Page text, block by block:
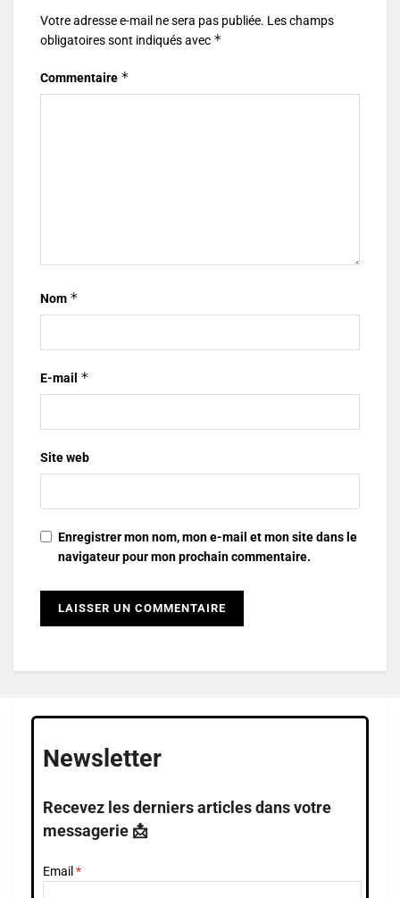
Votre adresse e-mail ne sera pas publiée. Les champs
obligatoires sont indiqués avec *
Commentaire *
Nom *
E-mail *
Site web
Enregistrer mon nom, mon e-mail et mon site dans le
navigateur pour mon prochain commentaire.
Newsletter
Recevez les derniers articles dans votre
messagerie 📩
Email